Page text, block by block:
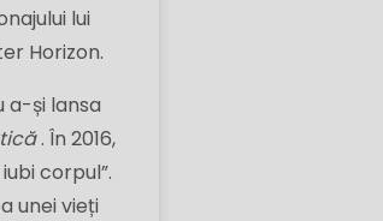
lui
Horizon.
a-și lansa
. În 2016,
corpul”.
unei vieți